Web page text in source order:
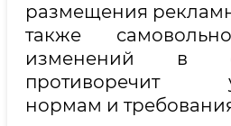
размещения
также
изменений в
противоречит
нормам и